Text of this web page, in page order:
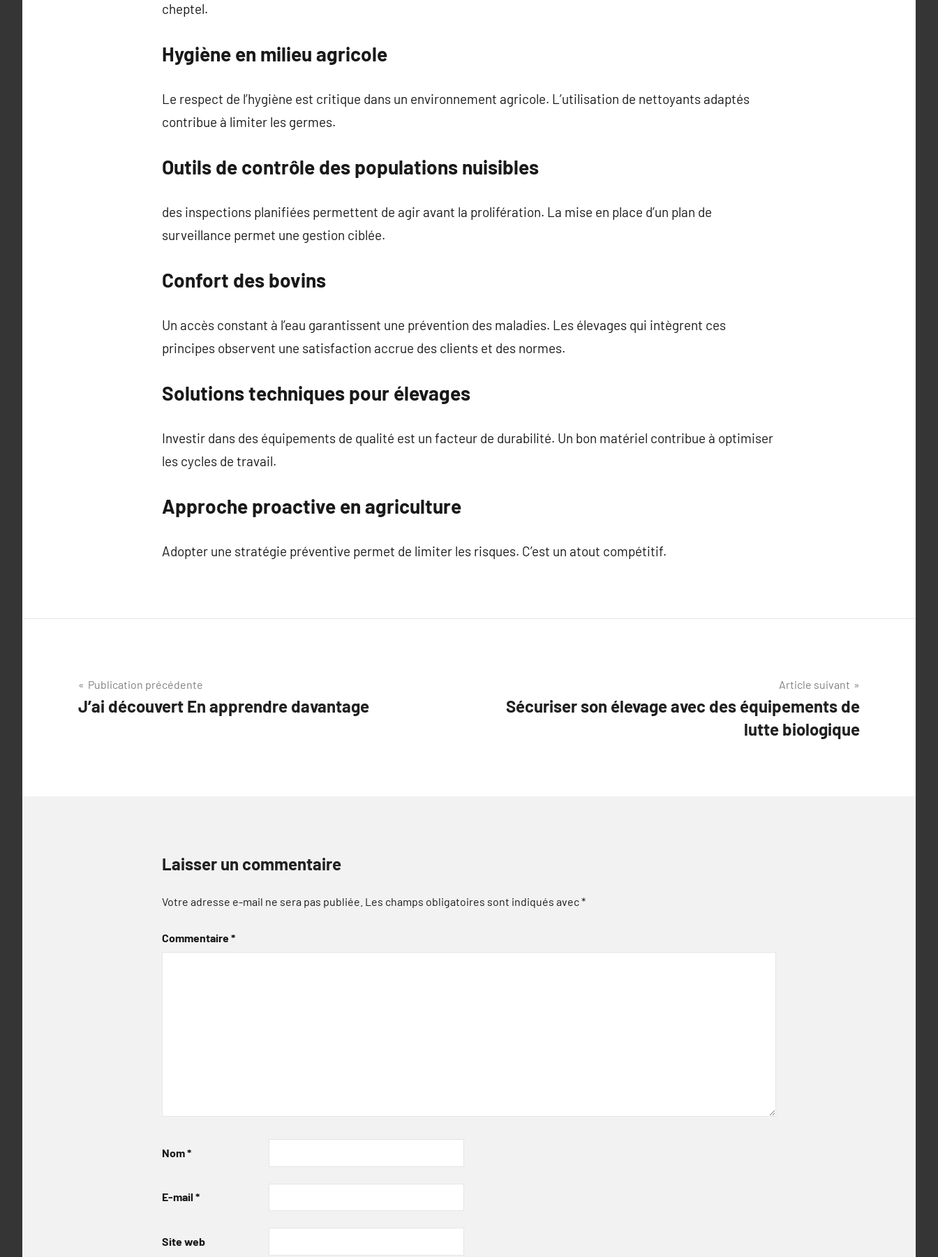
cheptel.
Hygiène en milieu agricole
Le respect de l’hygiène est critique dans un environnement agricole. L’utilisation de nettoyants adaptés
contribue à limiter les germes.
Outils de contrôle des populations nuisibles
des inspections planifiées permettent de agir avant la prolifération. La mise en place d’un plan de
surveillance permet une gestion ciblée.
Confort des bovins
Un accès constant à l’eau garantissent une prévention des maladies. Les élevages qui intègrent ces
principes observent une satisfaction accrue des clients et des normes.
Solutions techniques pour élevages
Investir dans des équipements de qualité est un facteur de durabilité. Un bon matériel contribue à optimiser
les cycles de travail.
Approche proactive en agriculture
Adopter une stratégie préventive permet de limiter les risques. C’est un atout compétitif.
Navigation
de
Publication précédente
J’ai découvert En apprendre davantage
Article suivant
Sécuriser son élevage avec des équipements de
lutte biologique
Laisser un commentaire
Votre adresse e-mail ne sera pas publiée. Les champs obligatoires sont indiqués avec*
Commentaire*
Nom*
E-mail *
Site web